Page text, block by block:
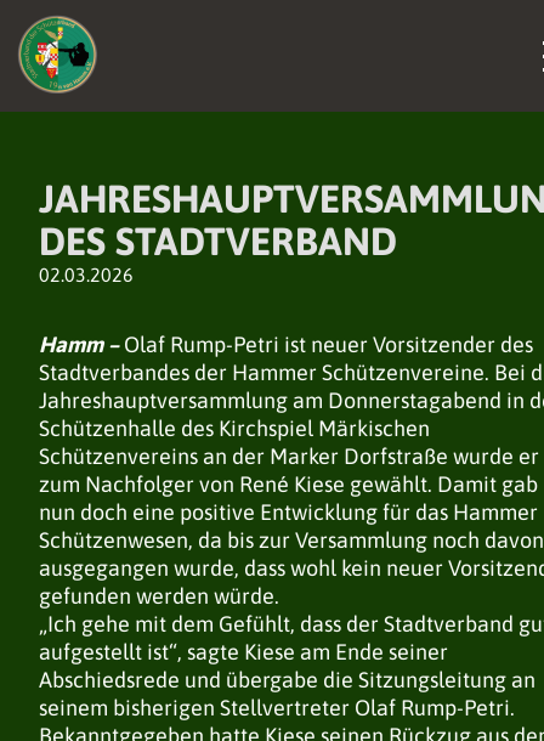
DES STADTVERBAND
02.03.2026
Hamm –Olaf Rump-Petri ist neuer Vorsitzender des
Stadtverbandes der Hammer Schützenvereine. Bei
Jahreshauptversammlung am Donnerstagabend in
Schützenhalle des Kirchspiel Märkischen
Schützenvereins an der Marker Dorfstraße wurde er
zum Nachfolger von René Kiese gewählt. Damit gab
nun doch eine positive Entwicklung für das Hammer
Schützenwesen, da bis zur Versammlung noch davon
ausgegangen wurde, dass wohl kein neuer
gefunden werden würde.
„Ich gehe mit dem Gefühlt, dass der Stadtverband
aufgestellt ist“, sagte Kiese am Ende seiner
Abschiedsrede und übergabe die Sitzungsleitung an
seinem bisherigen Stellvertreter Olaf Rump-Petri.
Bekanntgegeben hatte Kiese seinen Rückzug aus